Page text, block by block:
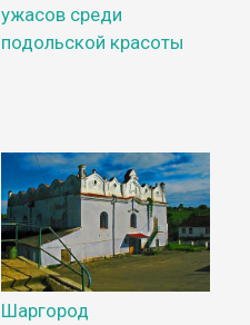
ужасов среди
подольской красоты
Шаргород